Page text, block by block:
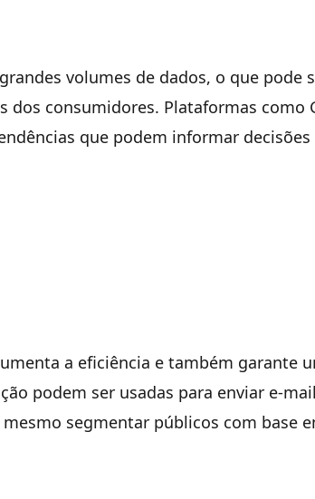
volumes de dados, o que
dos consumidores. Plataformas como
que podem informar
a eficiência e também garante
podem ser usadas para enviar e-
segmentar públicos com base